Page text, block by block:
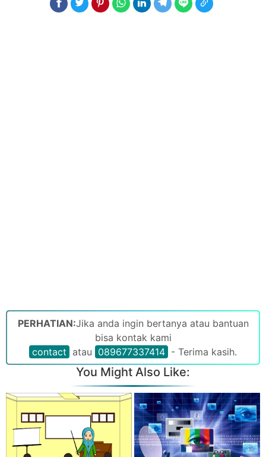
PERHATIAN:Jika anda ingin bertanya atau bantuan
bisa kontak kami
contact atau 089677337414 - Terima kasih.
You Might Also Like: